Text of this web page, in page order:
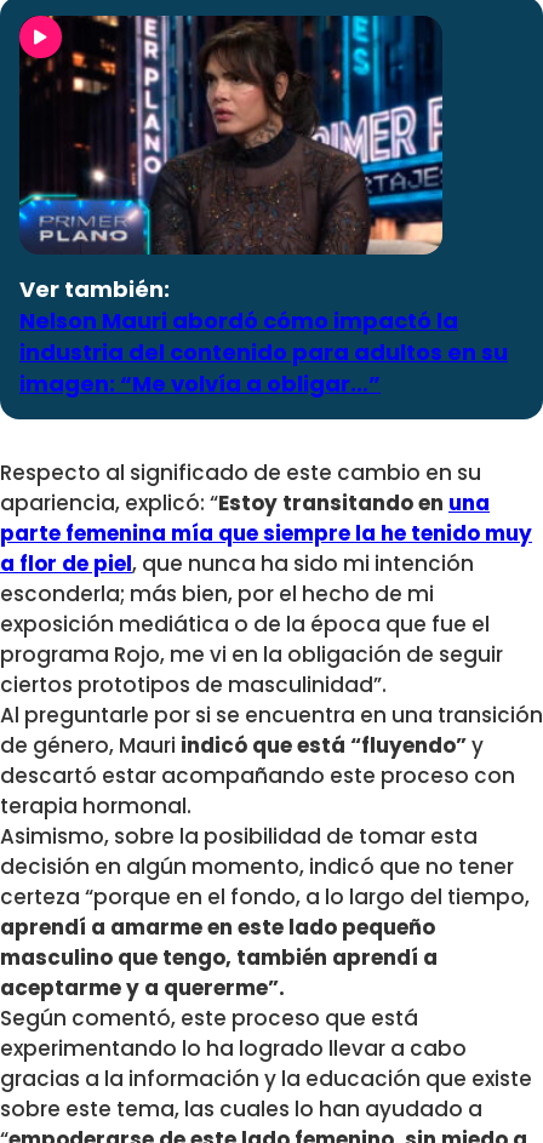
Ver también:
Nelson Mauri abordó cómo impactó la
industria del contenido para adultos en su
imagen: “Me volvía a obligar…”
Respecto al significado de este cambio en su
apariencia, explicó: “Estoy transitando en una
parte femenina mía que siempre la he tenido muy
a flor de piel, que nunca ha sido mi intención
esconderla; más bien, por el hecho de mi
exposición mediática o de la época que fue el
programa Rojo, me vi en la obligación de seguir
ciertos prototipos de masculinidad”.
Al preguntarle por si se encuentra en una transición
de género, Mauri indicó que está “fluyendo”y
descartó estar acompañando este proceso con
terapia hormonal.
Asimismo, sobre la posibilidad de tomar esta
decisión en algún momento, indicó que no tener
certeza “porque en el fondo, a lo largo del tiempo,
aprendí a amarme en este lado pequeño
masculino que tengo, también aprendí a
aceptarme y a quererme”.
Según comentó, este proceso que está
experimentando lo ha logrado llevar a cabo
gracias a la información y la educación que existe
sobre este tema, las cuales lo han ayudado a